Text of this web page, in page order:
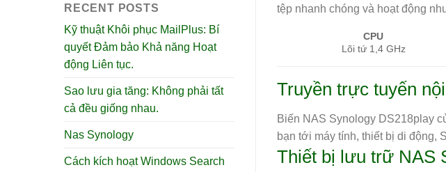
RECENT POSTS
Kỹ thuật Khôi phục MailPlus: Bí
quyết Đảm bảo Khả năng Hoạt
động Liên tục.
Sao lưu gia tăng: Không phải tất
cả đều giống nhau.
Nas Synology
Cách kích hoạt Windows Search
tệp nhanh chóng và hoạt động
CPU
Lõi tứ 1,4 GHz
Truyền trực tuyến
Biến NAS Synology DS218play
bạn tới máy tính, thiết bị di động,
Thiết bị lưu trữ NAS